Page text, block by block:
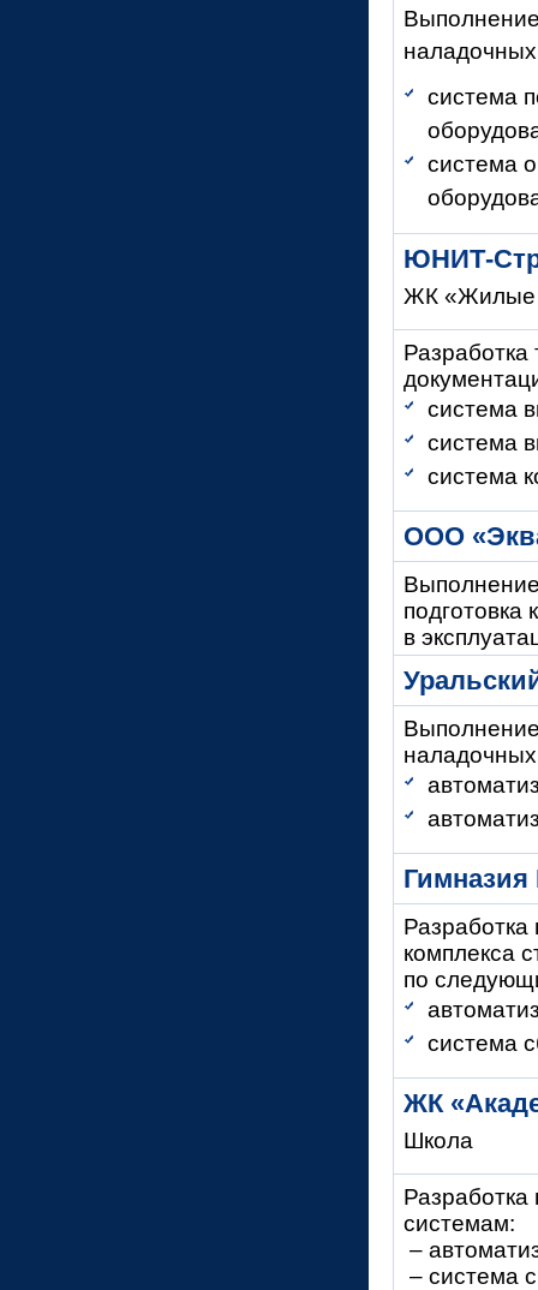
система
система
ЮНИТ-
ЖК «Жилые
Разработка
система
система
система
ООО
подготовка
в
Разработка
комплекса
по
система
ЖК
Школа
Разработка
системам:
–
– система